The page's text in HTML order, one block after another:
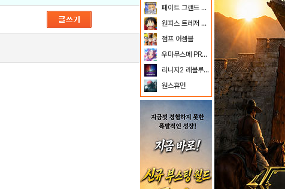
페이트 그랜드 오더
원피스 트레저 크루즈
점프 어셈블
우마무스메 PRETTY DERBY
리니지2 레볼루션
원스휴먼